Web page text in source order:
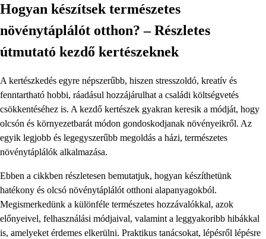
Hogyan készítsek természetes
növénytáplálót otthon? – Részletes
útmutató kezdő kertészeknek
A kertészkedés egyre népszerűbb, hiszen stresszoldó, kreatív és
fenntartható hobbi, ráadásul hozzájárulhat a családi költségvetés
csökkentéséhez is. A kezdő kertészek gyakran keresik a módját, hogy
olcsón és környezetbarát módon gondoskodjanak növényeikről. Az
egyik legjobb és legegyszerűbb megoldás a házi, természetes
növénytáplálók alkalmazása.
Ebben a cikkben részletesen bemutatjuk, hogyan készíthetünk
hatékony és olcsó növénytáplálót otthoni alapanyagokból.
Megismerkedünk a különféle természetes hozzávalókkal, azok
előnyeivel, felhasználási módjaival, valamint a leggyakoribb hibákkal
is, amelyeket érdemes elkerülni. Praktikus tanácsokat, lépésről lépésre